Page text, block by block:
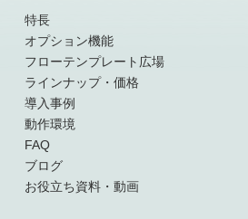
特長
オプション機能
フローテンプレート広場
ラインナップ・価格
導入事例
動作環境
FAQ
ブログ
お役立ち資料・動画